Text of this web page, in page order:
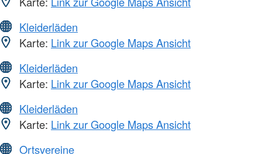
Kleiderläden
Karte: Link zur Google Maps Ansicht
Kleiderläden
Karte: Link zur Google Maps Ansicht
Kleiderläden
Karte: Link zur Google Maps Ansicht
Ortsvereine